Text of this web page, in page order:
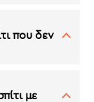
που δεν
με